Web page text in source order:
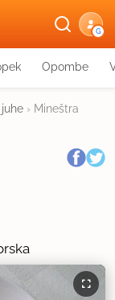
G
Opombe
› Mineštra